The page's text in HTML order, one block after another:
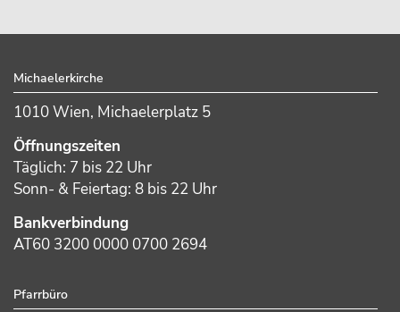
Michaelerkirche
1010 Wien, Michaelerplatz 5
Öffnungszeiten
Täglich: 7 bis 22 Uhr
Sonn- & Feiertag: 8 bis 22 Uhr
Bankverbindung
AT60 3200 0000 0700 2694
Pfarrbüro